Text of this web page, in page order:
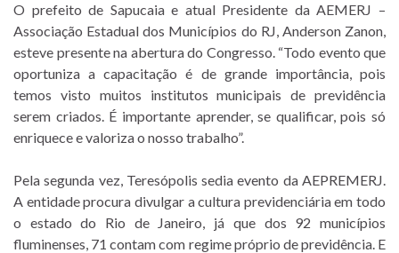
O prefeito de Sapucaia e atual Presidente da AEMERJ –
Associação Estadual dos Municípios do RJ, Anderson Zanon,
esteve presente na abertura do Congresso. “Todo evento que
oportuniza a capacitação é de grande importância, pois
temos visto muitos institutos municipais de previdência
serem criados. É importante aprender, se qualificar, pois só
enriquece e valoriza o nosso trabalho”.
Pela segunda vez, Teresópolis sedia evento da AEPREMERJ.
A entidade procura divulgar a cultura previdenciária em todo
o estado do Rio de Janeiro, já que dos 92 municípios
fluminenses, 71 contam com regime próprio de previdência. E